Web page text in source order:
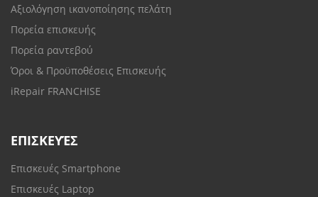
Αξιολόγηση ικανοποίησης πελάτη
Πορεία επισκευής
Πορεία ραντεβού
Όροι & Προϋποθέσεις Επισκευής
iRepair FRANCHISE
ΕΠΙΣΚΕΥΈΣ
Επισκευές Smartphone
Επισκευές Laptop